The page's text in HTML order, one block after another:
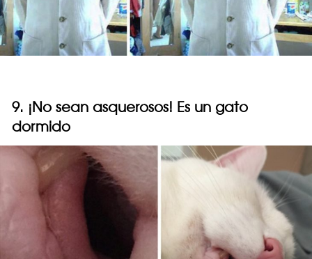
9. ¡No sean asquerosos! Es un gato
dormido